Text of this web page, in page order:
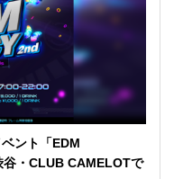
ント「EDM
・CLUB CAMELOTで